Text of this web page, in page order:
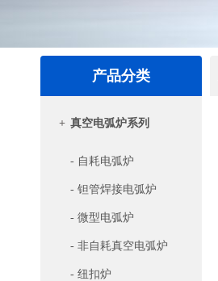
产品分类
+ 真空电弧炉系列
- 自耗电弧炉
- 钽管焊接电弧炉
- 微型电弧炉
- 非自耗真空电弧炉
- 纽扣炉